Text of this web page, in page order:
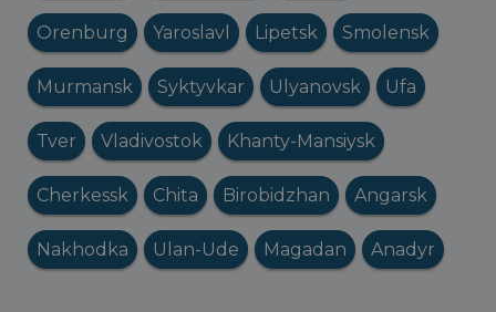
Orenburg Yaroslavl Lipetsk Smolensk
Murmansk Syktyvkar Ulyanovsk Ufa
Tver Vladivostok Khanty-Mansiysk
Cherkessk Chita Birobidzhan Angarsk
Nakhodka Ulan-Ude Magadan Anadyr